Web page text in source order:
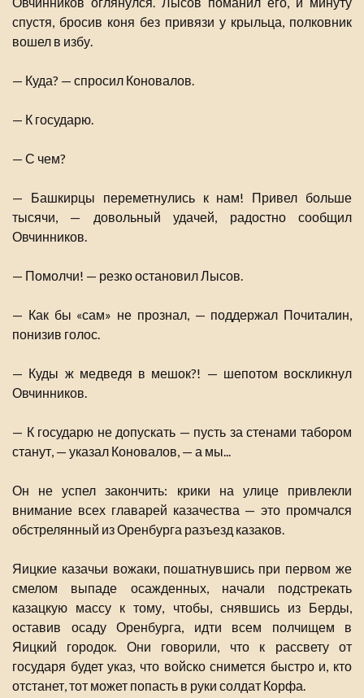
спустя, бросив коня без привязи у крыльца, полковник
вошел в избу.
— Куда? — спросил Коновалов.
— К государю.
— С чем?
— Башкирцы переметнулись к нам! Привел больше
тысячи, — довольный удачей, радостно сообщил
Овчинников.
— Помолчи! — резко остановил Лысов.
— Как бы «сам» не прознал, — поддержал Почиталин,
понизив голос.
— Куды ж медведя в мешок?! — шепотом воскликнул
Овчинников.
— К государю не допускать — пусть за стенами табором
станут, — указал Коновалов, — а мы...
Он не успел закончить: крики на улице привлекли
внимание всех главарей казачества — это промчался
обстрелянный из Оренбурга разъезд казаков.
Яицкие казачьи вожаки, пошатнувшись при первом же
смелом выпаде осажденных, начали подстрекать
казацкую массу к тому, чтобы, снявшись из Берды,
оставив осаду Оренбурга, идти всем полчищем в
Яицкий городок. Они говорили, что к рассвету от
государя будет указ, что войско снимется быстро и, кто
отстанет, тот может попасть в руки солдат Корфа.